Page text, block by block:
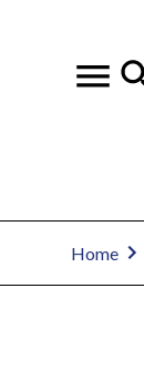
Home